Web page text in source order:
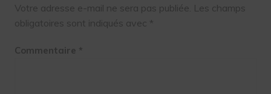
Votre adresse e-mail ne sera pas publiée. Les champs
obligatoires sont indiqués avec *
Commentaire *